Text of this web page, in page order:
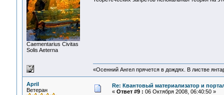
Сaementarius Civitas
Solis Aeterna
«Осенний Ангел прячется в дождях. В листве
April
Ветеран
Re: Квантовый материализатор и
« Ответ #9 : 06 Октября 2008, 06:40:50 »